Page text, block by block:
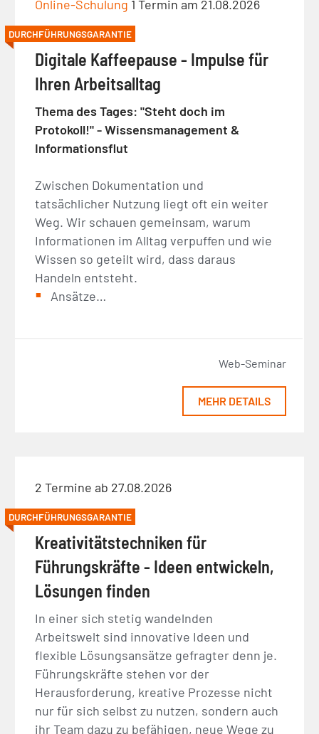
Online-Schulung 1 Termin am 21.08.2026
DURCHFÜHRUNGSGARANTIE
Digitale Kaffeepause - Impulse für
Ihren Arbeitsalltag
Thema des Tages: "Steht doch im
Protokoll!" - Wissensmanagement &
Informationsflut
Zwischen Dokumentation und
tatsächlicher Nutzung liegt oft ein weiter
Weg. Wir schauen gemeinsam, warum
Informationen im Alltag verpuffen und wie
Wissen so geteilt wird, dass daraus
Handeln entsteht.
Ansätze…
Web-Seminar
MEHR DETAILS
2 Termine ab 27.08.2026
DURCHFÜHRUNGSGARANTIE
Kreativitätstechniken für
Führungskräfte - Ideen entwickeln,
Lösungen finden
In einer sich stetig wandelnden
Arbeitswelt sind innovative Ideen und
flexible Lösungsansätze gefragter denn je.
Führungskräfte stehen vor der
Herausforderung, kreative Prozesse nicht
nur für sich selbst zu nutzen, sondern auch
ihr Team dazu zu befähigen, neue Wege zu